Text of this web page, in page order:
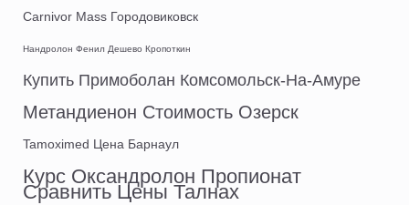
Carnivor Mass Городовиковск
Нандролон Фенил Дешево Кропоткин
Купить Примоболан Комсомольск-На-Амуре
Метандиенон Стоимость Озерск
Tamoximed Цена Барнаул
Курс Оксандролон Пропионат
Сравнить Цены Талнах